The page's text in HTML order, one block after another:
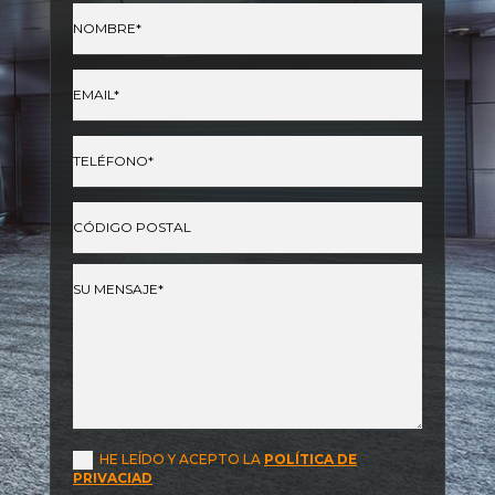
HE LEÍDO Y ACEPTO LA POLÍTICA DE
PRIVACIAD